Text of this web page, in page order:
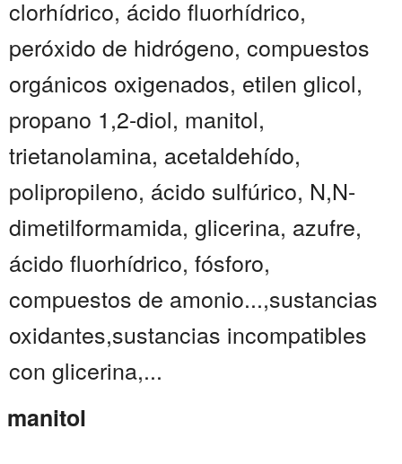
clorhídrico, ácido fluorhídrico,
peróxido de hidrógeno, compuestos
orgánicos oxigenados, etilen glicol,
propano 1,2-diol, manitol,
trietanolamina, acetaldehído,
polipropileno, ácido sulfúrico, N,N-
dimetilformamida, glicerina, azufre,
ácido fluorhídrico, fósforo,
compuestos de amonio...,sustancias
oxidantes,sustancias incompatibles
con glicerina,...
manitol